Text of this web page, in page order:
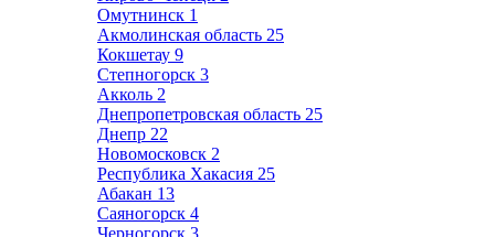
Омутнинск 1
Акмолинская область 25
Кокшетау 9
Степногорск 3
Акколь 2
Днепропетровская область 25
Днепр 22
Новомосковск 2
Республика Хакасия 25
Абакан 13
Саяногорск 4
Черногорск 3